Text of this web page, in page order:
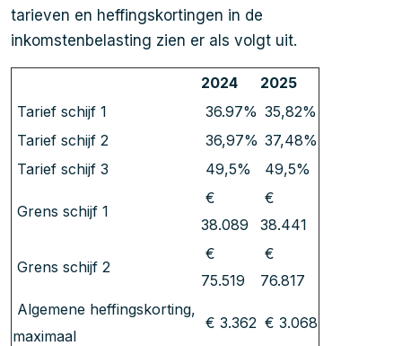
tarieven en heffingskortingen in de
inkomstenbelasting zien er als volgt uit.
2024
2025
Tarief schijf 1
36.97% 35,82%
Tarief schijf 2
36,97% 37,48%
Tarief schijf 3
49,5% 49,5%
Grens schijf 1
€
38.089
€
38.441
Grens schijf 2
€
75.519
€
76.817
Algemene heffingskorting,
maximaal
€ 3.362 € 3.068